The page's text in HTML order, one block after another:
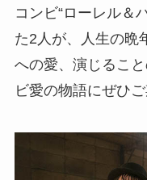
コンビ“ローレル＆
た2人が、人生の晩
への愛、演じるこ
ビ愛の物語にぜひご